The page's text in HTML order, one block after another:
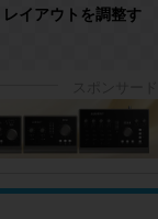
イアウトを調整す